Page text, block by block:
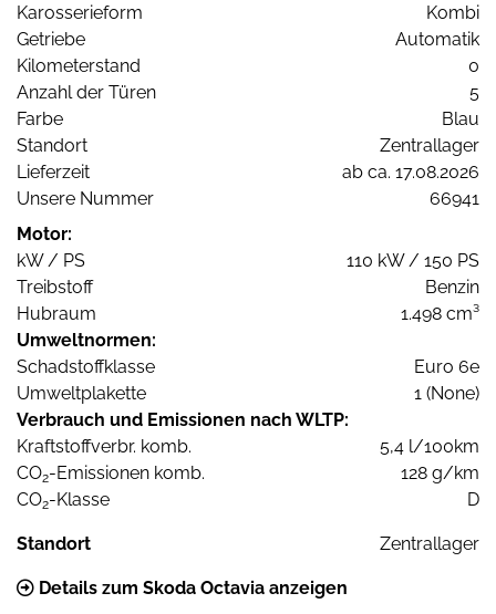
Karosserieform
Kombi
Getriebe
Automatik
Kilometerstand
0
Anzahl der Türen
5
Farbe
Blau
Standort
Zentrallager
Lieferzeit
ab ca. 17.08.2026
Unsere Nummer
66941
Motor:
kW / PS
110 kW / 150 PS
Treibstoff
Benzin
Hubraum
1.498 cm³
Umweltnormen:
Schadstoffklasse
Euro 6e
Umweltplakette
1 (None)
Verbrauch und Emissionen nach WLTP:
Kraftstoffverbr. komb.
5,4 l/100km
CO2-Emissionen komb.
128 g/km
CO2-Klasse D
Standort Zentrallager
Details zum Skoda Octavia anzeigen